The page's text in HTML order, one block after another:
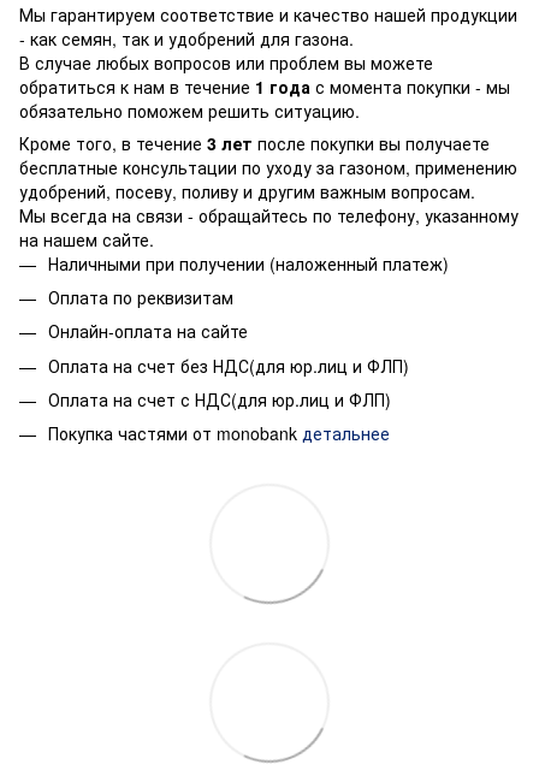
Мы гарантируем соответствие и качество нашей продукции
- как семян, так и удобрений для газона.
В случае любых вопросов или проблем вы можете
обратиться к нам в течение 1 года с момента покупки - мы
обязательно поможем решить ситуацию.
Кроме того, в течение 3 лет после покупки вы получаете
бесплатные консультации по уходу за газоном, применению
удобрений, посеву, поливу и другим важным вопросам.
Мы всегда на связи - обращайтесь по телефону, указанному
на нашем сайте.
Наличными при получении (наложенный платеж)
Оплата по реквизитам
Онлайн-оплата на сайте
Оплата на счет без НДС(для юр.лиц и ФЛП)
Оплата на счет с НДС(для юр.лиц и ФЛП)
Покупка частями от monobank детальнее